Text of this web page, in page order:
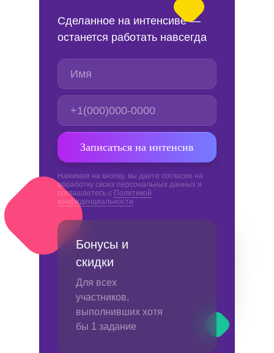
Записаться на интенсив
Нажимая на кнопку, вы даете согласие на
обработку своих персональных данных и
соглашаетесь с Политикой
конфиденциальности
Сделанное на интенсиве —
останется работать навсегда
Бонусы и
скидки
Для всех
участников,
выполнивших хотя
бы 1 задание